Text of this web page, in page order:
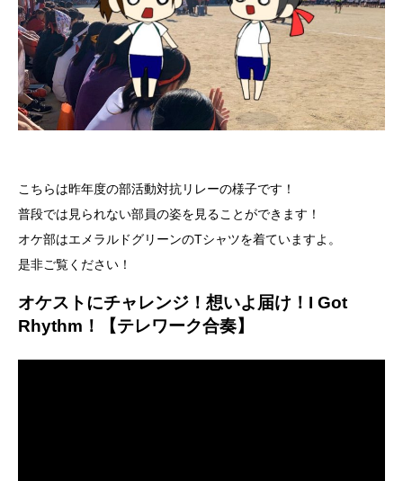
こちらは昨年度の部活動対抗リレーの様子です！
普段では見られない部員の姿を見ることができます！
オケ部はエメラルドグリーンのTシャツを着ていますよ。
是非ご覧ください！
オケストにチャレンジ！想いよ届け！I Got
Rhythm！【テレワーク合奏】